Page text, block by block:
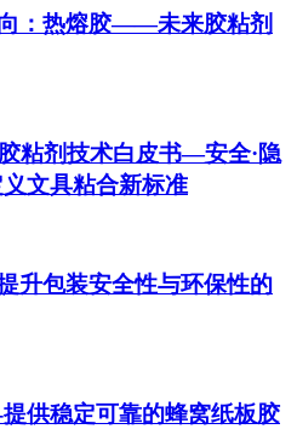
：热熔胶——未来胶粘剂
粘剂技术白皮书—安全·隐
文具粘合新标准
升包装安全性与环保性的
供稳定可靠的蜂窝纸板胶